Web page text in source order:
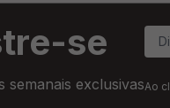
se
semanais exclusivasAo